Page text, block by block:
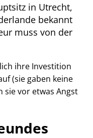
in Utrecht,
bekannt
muss von der
ihre Investition
(sie gaben keine
sie vor etwas Angst